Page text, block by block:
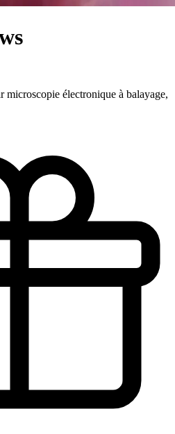
microscopie électronique à balayage,